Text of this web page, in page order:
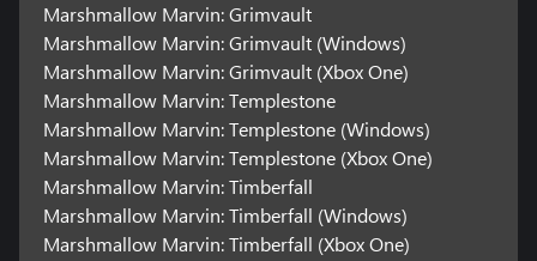
Marshmallow Marvin: Grimvault
Marshmallow Marvin: Grimvault (Windows)
Marshmallow Marvin: Grimvault (Xbox One)
Marshmallow Marvin: Templestone
Marshmallow Marvin: Templestone (Windows)
Marshmallow Marvin: Templestone (Xbox One)
Marshmallow Marvin: Timberfall
Marshmallow Marvin: Timberfall (Windows)
Marshmallow Marvin: Timberfall (Xbox One)